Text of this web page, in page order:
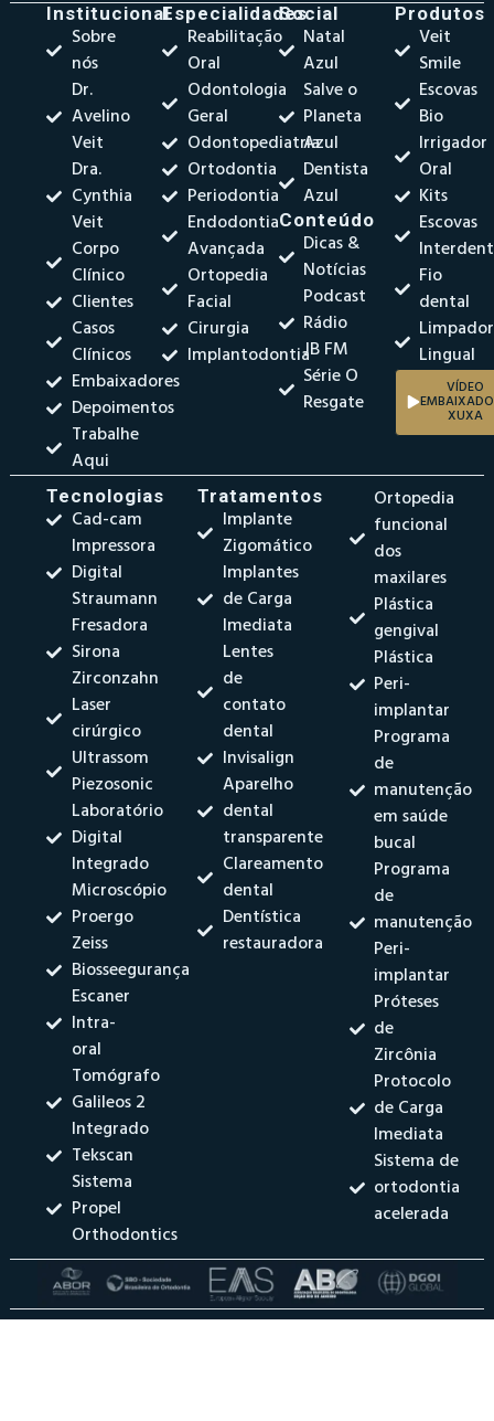
Institucional
Sobre
nós
Dr.
Avelino
Veit
Dra.
Cynthia
Veit
Corpo
Clínico
Clientes
Casos
Clínicos
Embaixadores
Depoimentos
Trabalhe
Aqui
Especialidades
Reabilitação
Oral
Odontologia
Geral
Odontopediatria
Ortodontia
Periodontia
Endodontia
Avançada
Ortopedia
Facial
Cirurgia
Implantodontia
Social
Natal
Azul
Salve o
Planeta
Azul
Dentista
Azul
Conteúdo
Dicas &
Notícias
Podcast
Rádio
JB FM
Série O
Resgate
Produtos
Veit
Smile
Escovas
Bio
Irrigador
Oral
Kits
Escovas
Fio
dental
Limpador
Lingual
VÍDEO
XUXA
Tecnologias
Cad-cam
Impressora
Digital
Straumann
Fresadora
Sirona
Zirconzahn
Laser
cirúrgico
Ultrassom
Piezosonic
Laboratório
Digital
Integrado
Microscópio
Proergo
Zeiss
Biosseegurança
Escaner
Intra-
oral
Tomógrafo
Galileos 2
Integrado
Tekscan
Sistema
Propel
Orthodontics
Tratamentos
Implante
Zigomático
Implantes
de Carga
Imediata
Lentes
de
contato
dental
Invisalign
Aparelho
dental
transparente
Clareamento
dental
Dentística
restauradora
Ortopedia
funcional
dos
maxilares
Plástica
gengival
Plástica
Peri-
implantar
Programa
de
manutenção
em saúde
bucal
Programa
de
manutenção
Peri-
implantar
Próteses
de
Zircônia
Protocolo
de Carga
Imediata
Sistema de
ortodontia
acelerada